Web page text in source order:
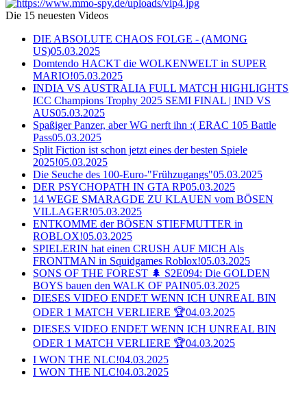
Die 15 neuesten Videos
DIE ABSOLUTE CHAOS FOLGE - (AMONG
US)05.03.2025
Domtendo HACKT die WOLKENWELT in SUPER
MARIO!05.03.2025
INDIA VS AUSTRALIA FULL MATCH HIGHLIGHTS
ICC Champions Trophy 2025 SEMI FINAL | IND VS
AUS05.03.2025
Spaßiger Panzer, aber WG nerft ihn :( ERAC 105 Battle
Pass05.03.2025
Split Fiction ist schon jetzt eines der besten Spiele
2025!05.03.2025
Die Seuche des 100-Euro-"Frühzugangs"05.03.2025
DER PSYCHOPATH IN GTA RP05.03.2025
14 WEGE SMARAGDE ZU KLAUEN vom BÖSEN
VILLAGER!05.03.2025
ENTKOMME der BÖSEN STIEFMUTTER in
ROBLOX!05.03.2025
SPIELERIN hat einen CRUSH AUF MICH Als
FRONTMAN in Squidgames Roblox!05.03.2025
SONS OF THE FOREST 🌲 S2E094: Die GOLDEN
BOYS bauen den WALK OF PAIN05.03.2025
DIESES VIDEO ENDET WENN ICH UNREAL BIN
ODER 1 MATCH VERLIERE 🏆04.03.2025
DIESES VIDEO ENDET WENN ICH UNREAL BIN
ODER 1 MATCH VERLIERE 🏆04.03.2025
I WON THE NLC!04.03.2025
I WON THE NLC!04.03.2025